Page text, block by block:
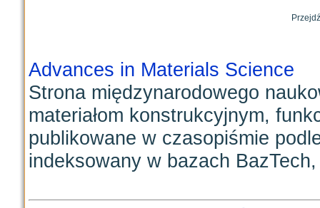
Advances in Materials Science
Strona międzynarodowego
materiałom konstrukcyjnym,
publikowane w czasopiśmie
indeksowany w bazach